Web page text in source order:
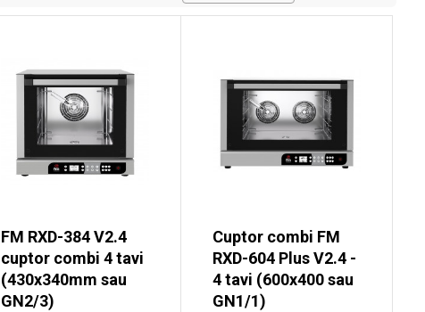
FM RXD-384 V2.4
cuptor combi 4 tavi
(430x340mm sau
GN2/3)
Cuptor combi FM
RXD-604 Plus V2.4 -
4 tavi (600x400 sau
GN1/1)